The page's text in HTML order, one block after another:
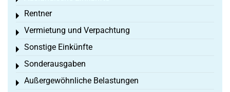
Rentner
Toggle menu
Vermietung und Verpachtung
Toggle menu
Sonstige Einkünfte
Toggle menu
Sonderausgaben
Toggle menu
Außergewöhnliche Belastungen
Toggle menu